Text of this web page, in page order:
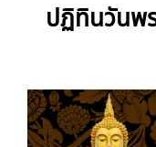
ปฏิทินวันพ